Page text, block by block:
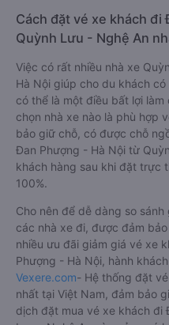
Cách đặt vé xe khách
Quỳnh Lưu - Nghệ An
Việc có rất nhiều nhà xe
Hà Nội giúp cho du khách
có thể là một điều bất lợi
chọn nhà xe nào là phù hợp
bảo giữ chỗ, có được chỗ
Đan Phượng - Hà Nội từ
khách hàng sau khi đặt trực
100%.
Cho nên để dễ dàng so
các nhà xe đi, được đảm
nhiều ưu đãi giảm giá vé xe
Phượng - Hà Nội, hành
Vexere.com- Hệ thống đặt
nhất tại Việt Nam, đảm bảo
dịch đặt mua vé xe khách đi